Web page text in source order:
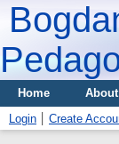
Home About
Login
Create